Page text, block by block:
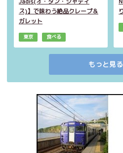
ス)】で味わう絶品クレープ＆
ガレット
東京 食べる
もっと見る